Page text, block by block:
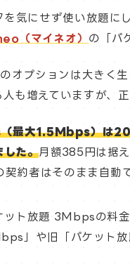
気にせず使い放題に
（マイネオ） の「パ
オプションは大きく
も増えていますが、
最大1.5Mbps）は
した。月額385円は据
契約者はそのまま自
ット放題 3Mbpsの料
」や旧「パケット